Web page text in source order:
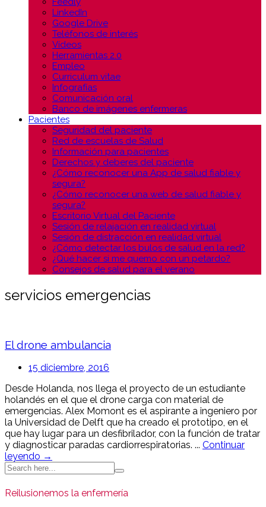
LinkedIn
Google Drive
Teléfonos de interés
Vídeos
Herramientas 2.0
Empleo
Curriculum vitae
Infografías
Comunicación oral
Banco de imágenes enfermeras
Pacientes
Seguridad del paciente
Red de escuelas de Salud
Información para pacientes
Derechos y deberes del paciente
¿Cómo reconocer una App de salud fiable y
segura?
¿Cómo reconocer una web de salud fiable y
segura?
Escritorio Virtual del Paciente
Sesión de relajación en realidad virtual
Sesión de distracción en realidad virtual
¿Cómo detectar los bulos de salud en la red?
¿Qué hacer si me quemo con un petardo?
Consejos de salud para el verano
servicios emergencias
El drone ambulancia
15 diciembre, 2016
Desde Holanda, nos llega el proyecto de un estudiante
holandés en el que el drone carga con material de
emergencias. Alex Momont es el aspirante a ingeniero por
la Universidad de Delft que ha creado el prototipo, en el
que hay lugar para un desfibrilador, con la función de tratar
y diagnosticar paradas cardiorrespiratorias. ... Continuar
leyendo →
Search
Reilusionemos la enfermería